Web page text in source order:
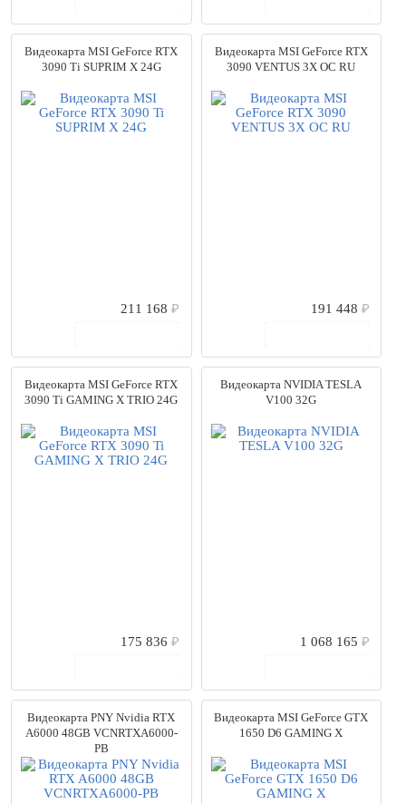
Видеокарта MSI GeForce RTX
3090 Ti SUPRIM X 24G
211 168₽
Видеокарта MSI GeForce RTX
3090 VENTUS 3X OC RU
191 448 ₽
Видеокарта MSI GeForce RTX
3090 Ti GAMING X TRIO 24G
175 836₽
Видеокарта NVIDIA TESLA
V100 32G
1 068 165 ₽
Видеокарта PNY Nvidia RTX
A6000 48GB VCNRTXA6000-
PB
Видеокарта MSI GeForce GTX
1650 D6 GAMING X